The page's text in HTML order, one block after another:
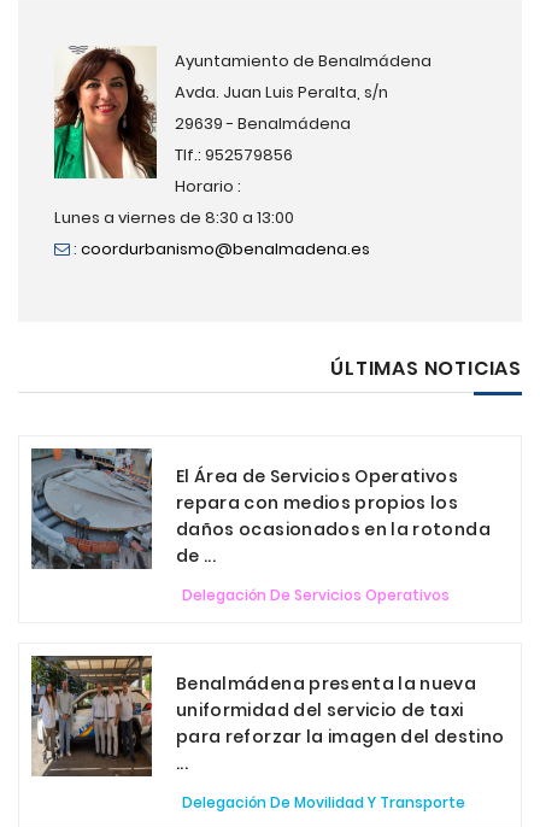
Ayuntamiento de Benalmádena
Avda. Juan Luis Peralta, s/n
29639 - Benalmádena
Tlf.: 952579856
Horario :
Lunes a viernes de 8:30 a 13:00
: coordurbanismo@benalmadena.es
ÚLTIMAS NOTICIAS
El Área de Servicios Operativos
repara con medios propios los
daños ocasionados en la rotonda
de ...
Delegación De Servicios Operativos
Benalmádena presenta la nueva
uniformidad del servicio de taxi
para reforzar la imagen del destino
...
Delegación De Movilidad Y Transporte